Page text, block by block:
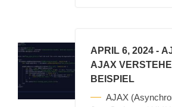
APRIL 6, 2024 -
AJAX
BEISPIEL
AJAX